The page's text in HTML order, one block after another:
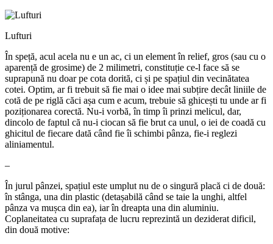
Lufturi
În speță, acul acela nu e un ac, ci un element în relief, gros (sau cu o
aparență de grosime) de 2 milimetri, constituție ce-l face să se
suprapună nu doar pe cota dorită, ci și pe spațiul din vecinătatea
cotei. Optim, ar fi trebuit să fie mai o idee mai subțire decât liniile de
cotă de pe riglă căci așa cum e acum, trebuie să ghicești tu unde ar fi
poziționarea corectă. Nu-i vorbă, în timp îi prinzi melicul, dar,
dincolo de faptul că nu-i ciocan să fie brut ca unul, o iei de coadă cu
ghicitul de fiecare dată când fie îi schimbi pânza, fie-i reglezi
aliniamentul.
–
În jurul pânzei, spațiul este umplut nu de o singură placă ci de două:
în stânga, una din plastic (detașabilă când se taie la unghi, altfel
pânza va mușca din ea), iar în dreapta una din aluminiu.
Coplaneitatea cu suprafața de lucru reprezintă un deziderat dificil,
din două motive: